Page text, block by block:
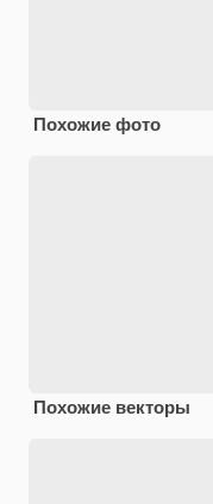
Похожие фото
Похожие векторы